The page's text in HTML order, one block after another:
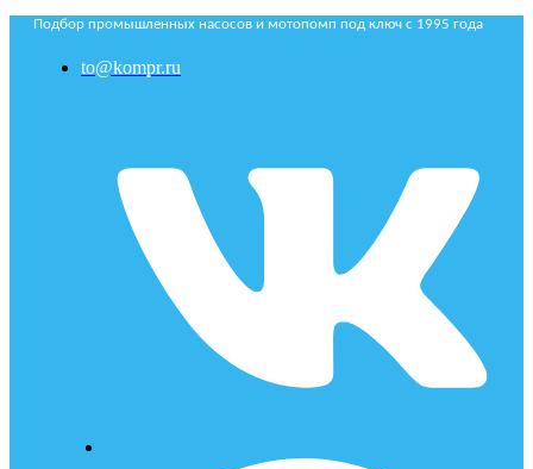
Подбор промышленных насосов и мотопомп под ключ с 1995 года
to@kompr.ru